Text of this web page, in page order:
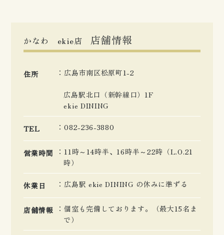
かなわ ekie店 店舗情報
住所 広島市南区松原町1-2
広島駅北口（新幹線口）1F
ekie DINING
TEL 082-236-3880
営業時間
11時～14時半、16時半～22時（L.O.21
時）
休業日 広島駅 ekie DINING の休みに準ずる
店舗情報
個室も完備しております。（最大15名ま
で）